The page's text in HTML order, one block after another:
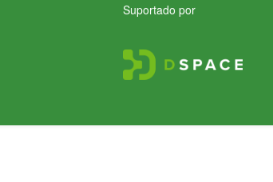
Suportado por